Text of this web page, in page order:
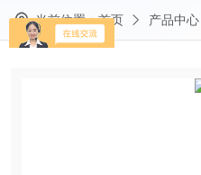
当前位置：首页 产品中心